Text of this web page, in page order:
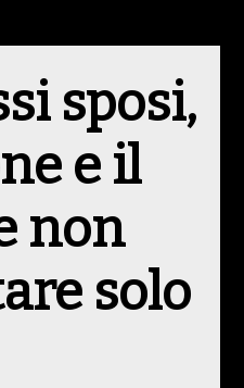
sposi,
e il
non
solo